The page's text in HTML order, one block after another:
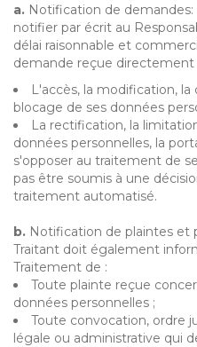
a. Notification de demandes:
notifier par écrit au
délai raisonnable et
demande reçue
L'accès, la modification,
blocage de ses données
La rectification, la
données personnelles, la
s'opposer au traitement de
pas être soumis à une
traitement automatisé.
b. Notification de plaintes et
Traitant doit également
Traitement de :
Toute plainte reçue
données personnelles ;
Toute convocation, ordre
légale ou administrative qui